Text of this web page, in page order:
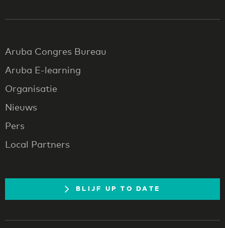
Aruba Congres Bureau
Aruba E-learning
Organisatie
Nieuws
Pers
Local Partners
BLIJF UP TO DATE